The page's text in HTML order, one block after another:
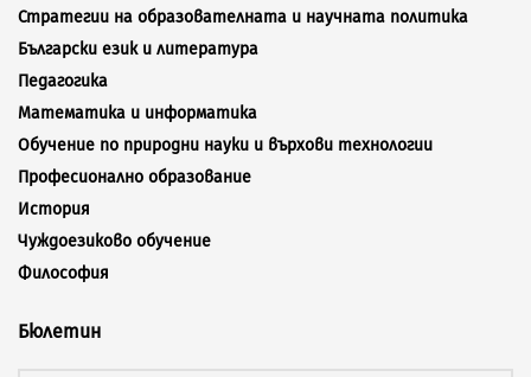
Стратегии на образователната и научната политика
Български език и литература
Педагогика
Математика и информатика
Обучение по природни науки и върхови технологии
Професионално образование
История
Чуждоезиково обучение
Философия
Бюлетин